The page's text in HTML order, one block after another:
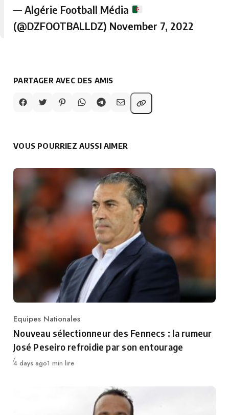
— Algérie Football Média
(@DZFOOTBALLDZ) November 7, 2022
PARTAGER AVEC DES AMIS
VOUS POURRIEZ AUSSI AIMER
Category
Equipes Nationales
Nouveau sélectionneur des Fennecs : la rumeur
José Peseiro refroidie par son entourage
Publié
4 days ago1 min lire